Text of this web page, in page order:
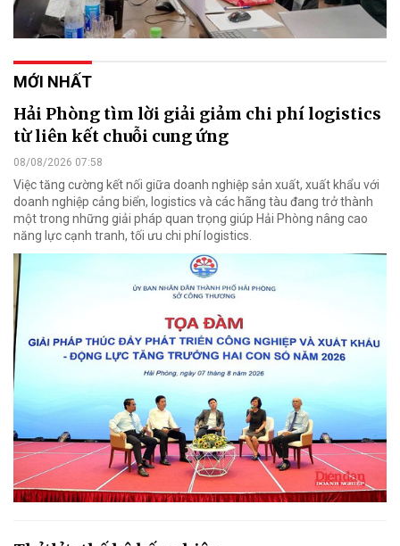
MỚI NHẤT
Hải Phòng tìm lời giải giảm chi phí logistics
từ liên kết chuỗi cung ứng
08/08/2026 07:58
Việc tăng cường kết nối giữa doanh nghiệp sản xuất, xuất khẩu với
doanh nghiệp cảng biển, logistics và các hãng tàu đang trở thành
một trong những giải pháp quan trọng giúp Hải Phòng nâng cao
năng lực cạnh tranh, tối ưu chi phí logistics.